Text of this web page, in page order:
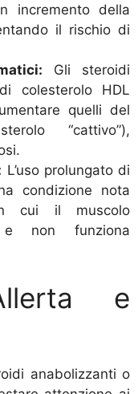
incremento della
il rischio di
Gli steroidi
colesterolo HDL
quelli del
“cattivo”),
L’uso prolungato di
condizione nota
in cui il muscolo
e non funziona
e
anabolizzanti o